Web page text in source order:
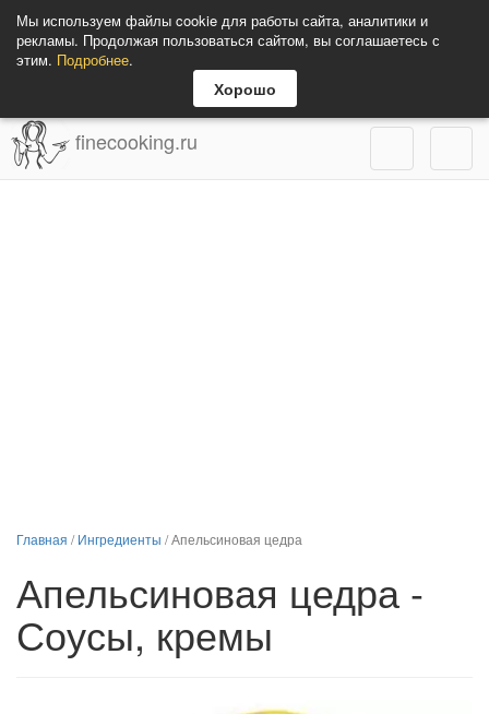
Мы используем файлы cookie для работы сайта, аналитики и
рекламы. Продолжая пользоваться сайтом, вы соглашаетесь с
этим. Подробнее.
Хорошо
finecooking.ru
Главная /Ингредиенты /Апельсиновая цедра
Апельсиновая цедра -
Соусы, кремы